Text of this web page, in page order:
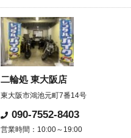
二輪処 東大阪店
東大阪市鴻池元町7番14号
090-7552-8403
営業時間：10:00～19:00